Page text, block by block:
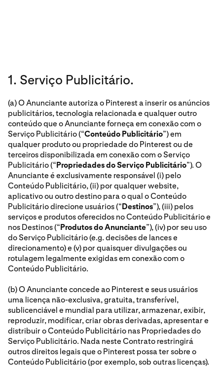
1. Serviço Publicitário.
(a) O Anunciante autoriza o Pinterest a inserir os anúncios
publicitários, tecnologia relacionada e qualquer outro
conteúdo que o Anunciante forneça em conexão com o
Serviço Publicitário (“Conteúdo Publicitário”) em
qualquer produto ou propriedade do Pinterest ou de
terceiros disponibilizada em conexão com o Serviço
Publicitário (“Propriedades do Serviço Publicitário”). O
Anunciante é exclusivamente responsável (i) pelo
Conteúdo Publicitário, (ii) por qualquer website,
aplicativo ou outro destino para o qual o Conteúdo
Publicitário direcione usuários (“Destinos”), (iii) pelos
serviços e produtos oferecidos no Conteúdo Publicitário e
nos Destinos (“Produtos do Anunciante”), (iv) por seu uso
do Serviço Publicitário (e.g. decisões de lances e
direcionamento) e (v) por quaisquer divulgações ou
rotulagem legalmente exigidas em conexão com o
Conteúdo Publicitário.
(b) O Anunciante concede ao Pinterest e seus usuários
uma licença não-exclusiva, gratuita, transferível,
sublicenciável e mundial para utilizar, armazenar, exibir,
reproduzir, modificar, criar obras derivadas, apresentar e
distribuir o Conteúdo Publicitário nas Propriedades do
Serviço Publicitário. Nada neste Contrato restringirá
outros direitos legais que o Pinterest possa ter sobre o
Conteúdo Publicitário (por exemplo, sob outras licenças).